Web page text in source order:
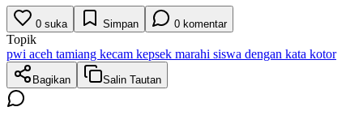
0 suka Simpan 0 komentar
Topik
pwi aceh tamiang kecam kepsek marahi siswa dengan kata kotor
Bagikan Salin Tautan